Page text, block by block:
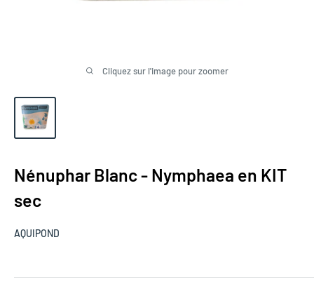
Cliquez sur l'image pour zoomer
Nénuphar Blanc - Nymphaea en KIT
sec
AQUIPOND